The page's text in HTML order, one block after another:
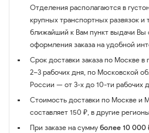
Отделения располагаются в
крупных транспортных развязок и
ближайший к Вам пункт выдачи
оформления заказа на удобной
Срок доставки заказа по Москве
2–3 рабочих дня, по Московской
России — от 3-х до 10-ти рабочих
Стоимость доставки по Москве и
составляет 150 ₽, в другие
При заказе на сумму более 10 000